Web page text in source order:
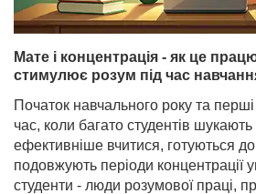
Мате і концентрація - як це
стимулює розум під час
Початок навчального року та
час, коли багато студентів
ефективніше вчитися, готуються до
подовжують періоди концентрації
студенти - люди розумової праці,